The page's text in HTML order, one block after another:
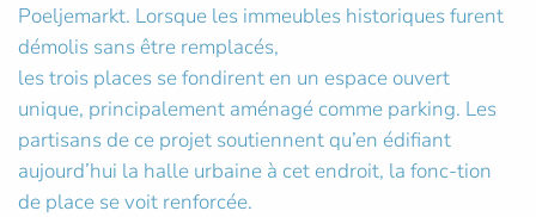
Poeljemarkt. Lorsque les immeubles historiques furent
démolis sans être remplacés,
les trois places se fondirent en un espace ouvert
unique, principalement aménagé comme parking. Les
partisans de ce projet soutiennent qu’en édifiant
aujourd’hui la halle urbaine à cet endroit, la fonc-tion
de place se voit renforcée.